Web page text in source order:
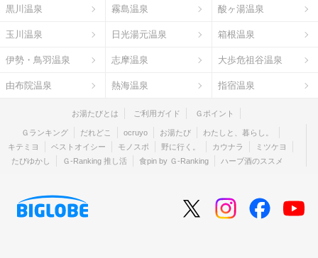
黒川温泉 霧島温泉 酸ヶ湯温泉
玉川温泉 日光湯元温泉 箱根温泉
伊勢・鳥羽温泉 志摩温泉 大歩危祖谷温泉
由布院温泉 熱海温泉 指宿温泉
お湯たびとは ご利用ガイド Ｇポイント
Ｇランキング だれどこ ocruyo お湯たび
わたしと、暮らし。
キテミヨ
ベストオイシー モノスポ 野に行く。 カウナラ
ミツケヨ
たびゆかし
Ｇ-Ranking 推し活 食pin by Ｇ-Ranking ハーブ酒のススメ